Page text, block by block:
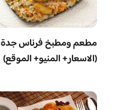
مطعم ومطبخ فرناس جدة
(الاسعار+ المنيو+ الموقع)